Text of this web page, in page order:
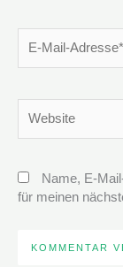
Mail-
Name, E-
für meinen